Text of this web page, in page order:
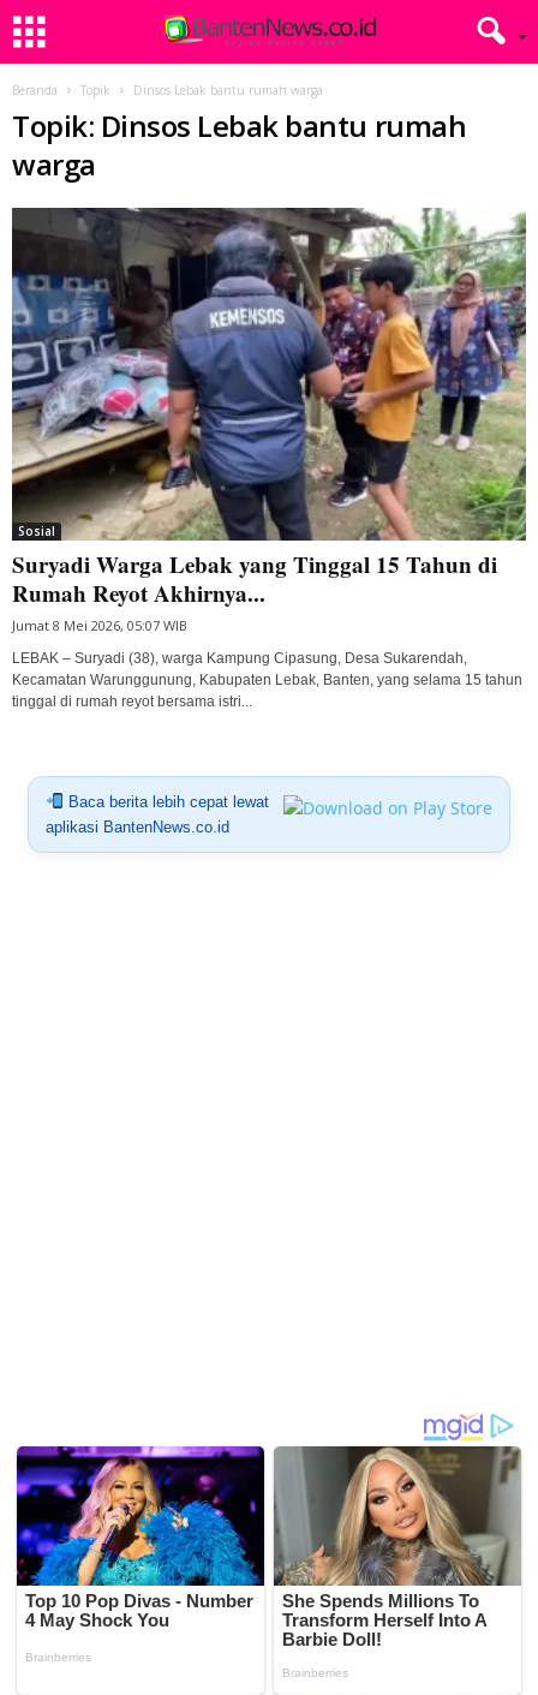
Beranda Topik Dinsos Lebak bantu rumah warga
Topik: Dinsos Lebak bantu rumah
warga
Sosial
Suryadi Warga Lebak yang Tinggal 15 Tahun di
Rumah Reyot Akhirnya...
Jumat 8 Mei 2026, 05:07 WIB
LEBAK – Suryadi (38), warga Kampung Cipasung, Desa Sukarendah,
Kecamatan Warunggunung, Kabupaten Lebak, Banten, yang selama 15 tahun
tinggal di rumah reyot bersama istri...
Baca berita lebih cepat lewat
aplikasi BantenNews.co.id